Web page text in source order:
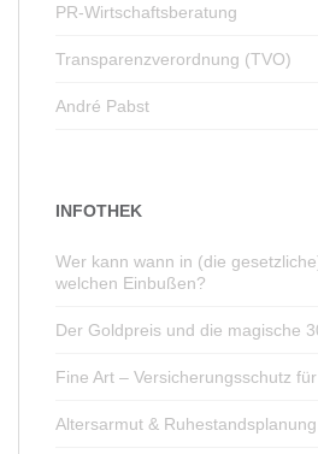
PR-Wirtschaftsberatung
Transparenzverordnung (TVO)
André Pabst
INFOTHEK
Wer kann wann in (die
welchen Einbußen?
Der Goldpreis und die magische
Fine Art – Versicherungsschutz
Altersarmut & Ruhestandsplanung